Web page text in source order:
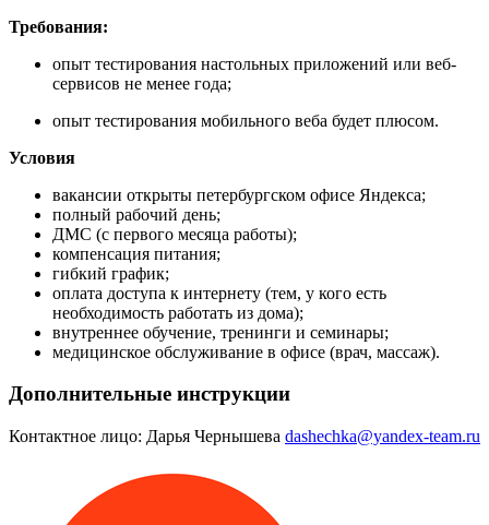
Требования:
опыт тестирования настольных приложений или веб-
сервисов не менее года;
опыт тестирования мобильного веба будет плюсом.
Условия
вакансии открыты петербургском офисе Яндекса;
полный рабочий день;
ДМС (с первого месяца работы);
компенсация питания;
гибкий график;
оплата доступа к интернету (тем, у кого есть
необходимость работать из дома);
внутреннее обучение, тренинги и семинары;
медицинское обслуживание в офисе (врач, массаж).
Дополнительные инструкции
Контактное лицо: Дарья Чернышева dashechka@yandex-team.ru